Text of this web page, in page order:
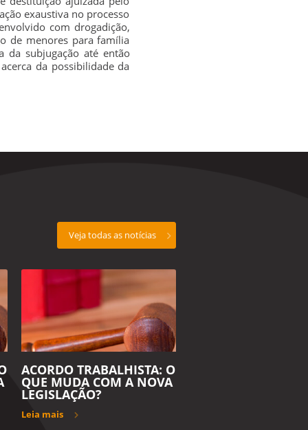
exaustiva no processo
com drogadição,
de menores para família
da subjugação até então
da possibilidade da
Veja todas as notícias
ACORDO TRABALHISTA: O
QUE MUDA COM A NOVA
LEGISLAÇÃO?
Leia mais